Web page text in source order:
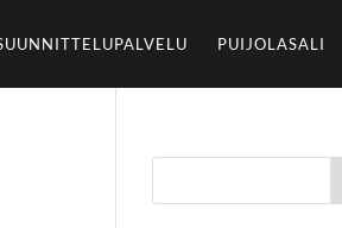
PUIJOLASALI